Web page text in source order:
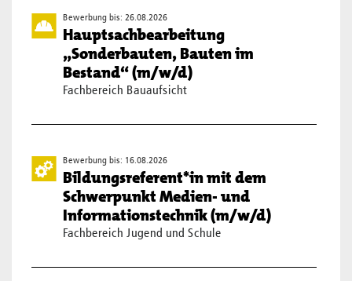
Bewerbung bis: 26.08.2026
Hauptsachbearbeitung
„Sonderbauten, Bauten im
Bestand“ (m/w/d)
Fachbereich Bauaufsicht
Bewerbung bis: 16.08.2026
Bildungsreferent*in mit dem
Schwerpunkt Medien- und
Informationstechnik (m/w/d)
Fachbereich Jugend und Schule